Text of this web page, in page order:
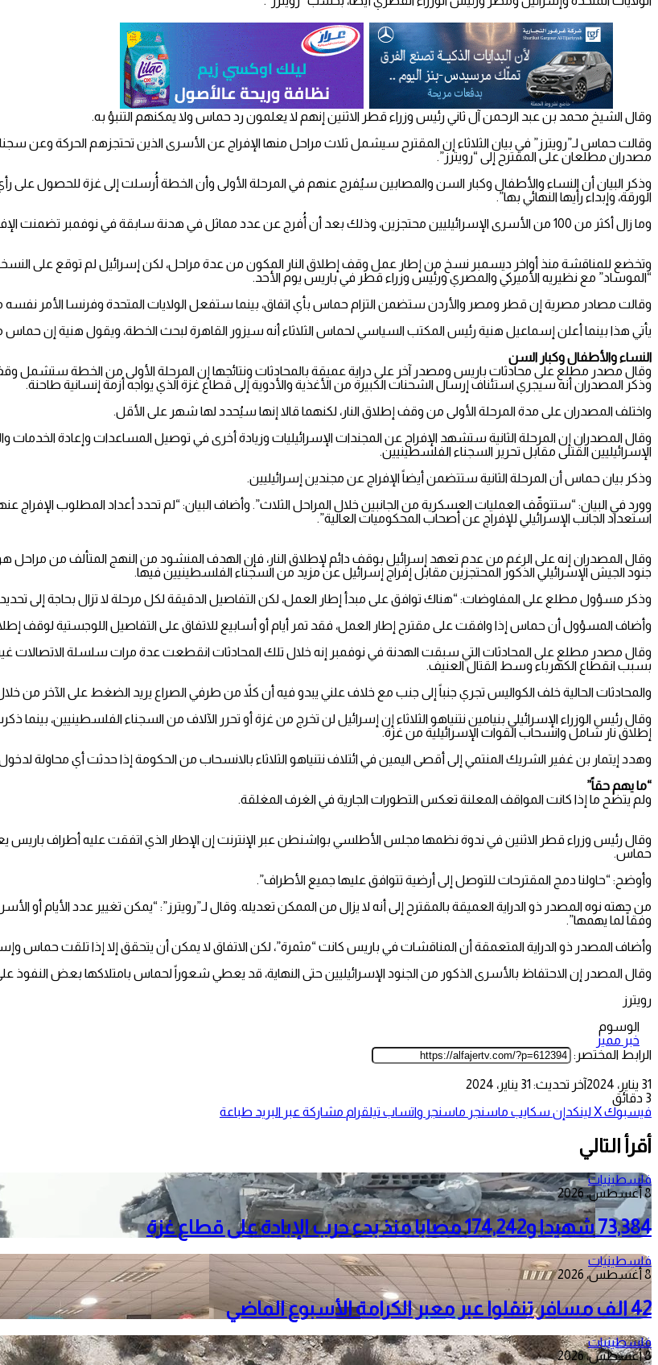
وقال الشيخ محمد بن عبد الرحمن آل ثاني رئيس وزراء قطر الاثنين إنهم لا يعلمون رد حماس ولا يمكنهم التنبؤ به.
وقالت حماس لـ”رويترز” في بيان الثلاثاء إن المقترح سيشمل ثلاث مراحل منها الإفراج عن الأسرى الذين تحتجزهم الحركة
مصدران مطلعان على المقترح إلى “رويترز”.
وذكر البيان أن النساء والأطفال وكبار السن والمصابين سيُفرج عنهم في المرحلة الأولى وأن الخطة أُرسلت إلى غزة للحصول
الورقة، وإبداء رأيها النهائي بها”.
وما زال أكثر من 100 من الأسرى الإسرائيليين محتجزين، وذلك بعد أن أُفرج عن عدد مماثل في هدنة سابقة في نوفمبر تضمنت الإفراج عن العشرات من الفلسطينيين.
وتخضع للمناقشة منذ أواخر ديسمبر نسخ من إطار عمل وقف إطلاق النار المكون من عدة مراحل، لكن إسرائيل لم توقع على النسخة
“الموساد” مع نظيريه الأميركي والمصري ورئيس وزراء قطر في باريس يوم الأحد.
وقالت مصادر مصرية إن قطر ومصر والأردن ستضمن التزام حماس بأي اتفاق، بينما ستفعل الولايات المتحدة وفرنسا الأمر نفسه
يأتي هذا بينما أعلن إسماعيل هنية رئيس المكتب السياسي لحماس الثلاثاء أنه سيزور القاهرة لبحث الخطة، ويقول هنية إن
النساء والأطفال وكبار السن
وقال مصدر مطلع على محادثات باريس ومصدر آخر على دراية عميقة بالمحادثات ونتائجها إن المرحلة الأولى من الخطة ستشمل
وذكر المصدران أنه سيجري استئناف إرسال الشحنات الكبيرة من الأغذية والأدوية إلى قطاع غزة الذي يواجه أزمة إنسانية طاحنة.
واختلف المصدران على مدة المرحلة الأولى من وقف إطلاق النار، لكنهما قالا إنها سيُحدد لها شهر على الأقل.
وقال المصدران إن المرحلة الثانية ستشهد الإفراج عن المجندات الإسرائيليات وزيادة أخرى في توصيل المساعدات وإعادة الخدمات
الإسرائيليين القتلى مقابل تحرير السجناء الفلسطينيين.
وذكر بيان حماس أن المرحلة الثانية ستتضمن أيضاً الإفراج عن مجندين إسرائيليين.
وورد في البيان: “ستتوقّف العمليات العسكرية من الجانبين خلال المراحل الثلاث”. وأضاف البيان: “لم تحدد أعداد المطلوب
استعداد الجانب الإسرائيلي للإفراج عن أصحاب المحكوميات العالية”.
وقال المصدران إنه على الرغم من عدم تعهد إسرائيل بوقف دائم لإطلاق النار، فإن الهدف المنشود من النهج المتألف من
جنود الجيش الإسرائيلي الذكور المحتجزين مقابل إفراج إسرائيل عن مزيد من السجناء الفلسطينيين فيها.
وذكر مسؤول مطلع على المفاوضات: “هناك توافق على مبدأ إطار العمل، لكن التفاصيل الدقيقة لكل مرحلة لا تزال بحاجة إلى
وأضاف المسؤول أن حماس إذا وافقت على مقترح إطار العمل، فقد تمر أيام أو أسابيع للاتفاق على التفاصيل اللوجستية لوقف
وقال مصدر مطلع على المحادثات التي سبقت الهدنة في نوفمبر إنه خلال تلك المحادثات انقطعت عدة مرات سلسلة الاتصالات
بسبب انقطاع الكهرباء وسط القتال العنيف.
والمحادثات الحالية خلف الكواليس تجري جنباً إلى جنب مع خلاف علني يبدو فيه أن كلاً من طرفي الصراع يريد الضغط على الآخر من
وقال رئيس الوزراء الإسرائيلي بنيامين نتنياهو الثلاثاء إن إسرائيل لن تخرج من غزة أو تحرر الآلاف من السجناء الفلسطينيين،
إطلاق نار شامل وانسحاب القوات الإسرائيلية من غزة.
وهدد إيتمار بن غفير الشريك المنتمي إلى أقصى اليمين في ائتلاف نتنياهو الثلاثاء بالانسحاب من الحكومة إذا حدثت أي
“ما يهم حقاً”
ولم يتضح ما إذا كانت المواقف المعلنة تعكس التطورات الجارية في الغرف المغلقة.
وقال رئيس وزراء قطر الاثنين في ندوة نظمها مجلس الأطلسي بواشنطن عبر الإنترنت إن الإطار الذي اتفقت عليه أطراف باريس
حماس.
وأوضح: “حاولنا دمج المقترحات للتوصل إلى أرضية تتوافق عليها جميع الأطراف”.
من جهته نوه المصدر ذو الدراية العميقة بالمقترح إلى أنه لا يزال من الممكن تعديله. وقال لـ”رويترز”: “يمكن تغيير عدد الأيام
وفقاً لما يهمها”.
وأضاف المصدر ذو الدراية المتعمقة أن المناقشات في باريس كانت “مثمرة”، لكن الاتفاق لا يمكن أن يتحقق إلا إذا تلقت حماس
وقال المصدر إن الاحتفاظ بالأسرى الذكور من الجنود الإسرائيليين حتى النهاية، قد يعطي شعوراً لحماس بامتلاكها بعض النفوذ
رويترز
الوسوم
خبر مميز
الرابط المختصر:
31 يناير، 2024
آخر تحديث: 31 يناير، 2024
3 دقائق
فيسبوك‫Xلينكدإن سكايب ماسنجر ماسنجر واتساب تيلقرام مشاركة عبر البريد طباعة
أقرأ التالي
فلسطينيات
8 أغسطس، 2026
73,384 شهيدا و174,242 مصابا منذ بدء حرب الإبادة على قطاع غزة
فلسطينيات
8 أغسطس، 2026
42 الف مسافر تنقلوا عبر معبر الكرامة الأسبوع الماضي
فلسطينيات
8 أغسطس، 2026